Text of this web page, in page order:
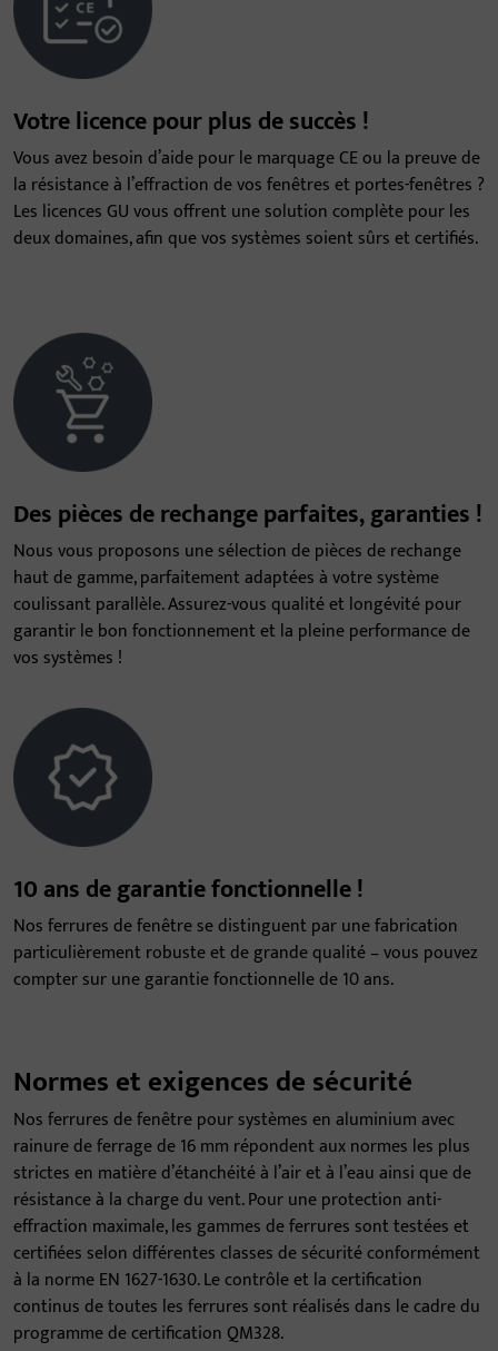
Votre licence pour plus de succès !
Vous avez besoin d’aide pour le marquage CE ou la preuve de
la résistance à l’effraction de vos fenêtres et portes-fenêtres ?
Les licences GU vous offrent une solution complète pour les
deux domaines, afin que vos systèmes soient sûrs et certifiés.
Des pièces de rechange parfaites, garanties !
Nous vous proposons une sélection de pièces de rechange
haut de gamme, parfaitement adaptées à votre système
coulissant parallèle. Assurez-vous qualité et longévité pour
garantir le bon fonctionnement et la pleine performance de
vos systèmes !
10 ans de garantie fonctionnelle !
Nos ferrures de fenêtre se distinguent par une fabrication
particulièrement robuste et de grande qualité – vous pouvez
compter sur une garantie fonctionnelle de 10 ans.
Normes et exigences de sécurité
Nos ferrures de fenêtre pour systèmes en aluminium avec
rainure de ferrage de 16 mm répondent aux normes les plus
strictes en matière d’étanchéité à l’air et à l’eau ainsi que de
résistance à la charge du vent. Pour une protection anti-
effraction maximale, les gammes de ferrures sont testées et
certifiées selon différentes classes de sécurité conformément
à la norme EN 1627-1630. Le contrôle et la certification
continus de toutes les ferrures sont réalisés dans le cadre du
programme de certification QM328.